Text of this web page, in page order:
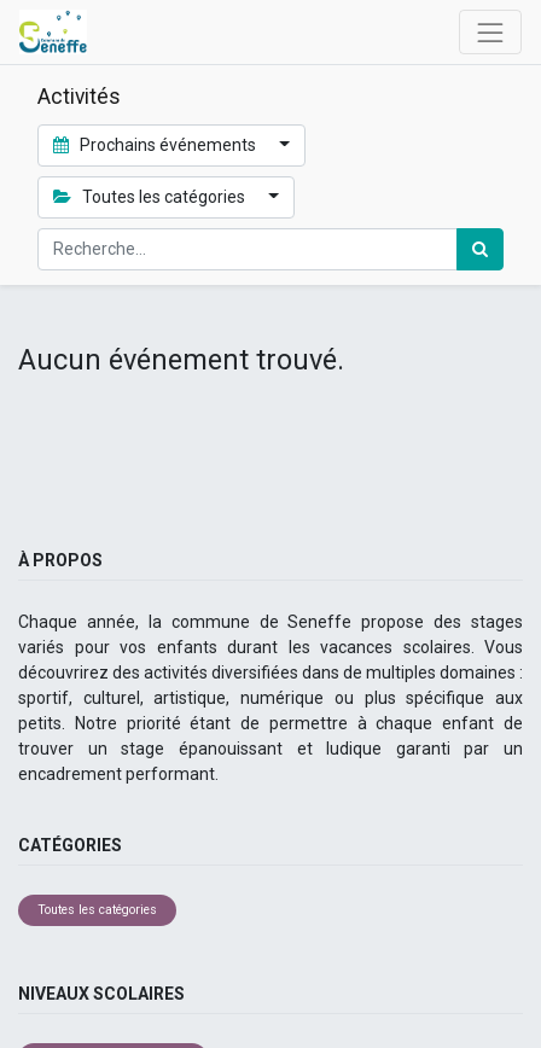
Activités
Prochains événements
Toutes les catégories
Aucun événement trouvé.
À PROPOS
Chaque année, la commune de Seneffe propose des stages
variés pour vos enfants durant les vacances scolaires. Vous
découvrirez des activités diversifiées dans de multiples domaines :
sportif, culturel, artistique, numérique ou plus spécifique aux
petits. Notre priorité étant de permettre à chaque enfant de
trouver un stage épanouissant et ludique garanti par un
encadrement performant.
CATÉGORIES
Toutes les catégories
NIVEAUX SCOLAIRES